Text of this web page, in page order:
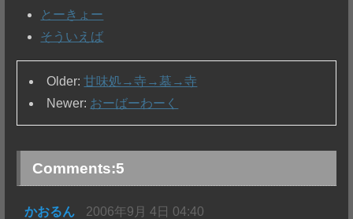
とーきょー
そういえば
Older:甘味処→寺→墓→寺
Newer: おーばーわーく
Comments:5
かおるん 2006年9月 4日 04:40